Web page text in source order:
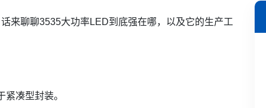
来聊聊3535大功率LED到底强在哪，以及它的生产工
凑型封装。